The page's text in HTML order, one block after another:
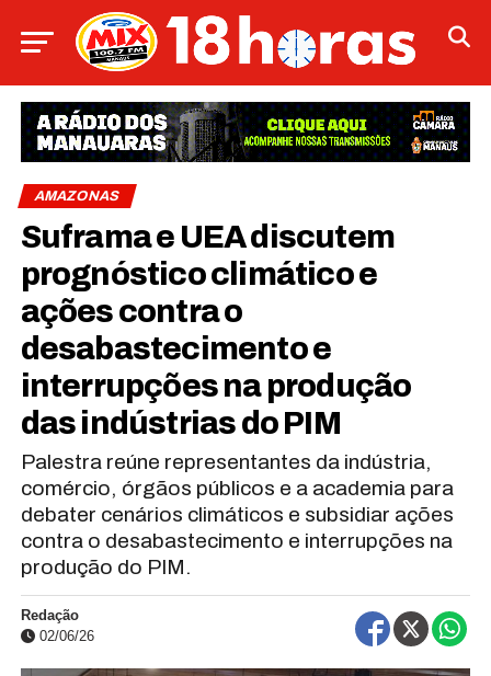
AMAZONAS
Suframa e UEA discutem
prognóstico climático e
ações contra o
desabastecimento e
interrupções na produção
das indústrias do PIM
Palestra reúne representantes da indústria,
comércio, órgãos públicos e a academia para
debater cenários climáticos e subsidiar ações
contra o desabastecimento e interrupções na
produção do PIM.
Redação
02/06/26